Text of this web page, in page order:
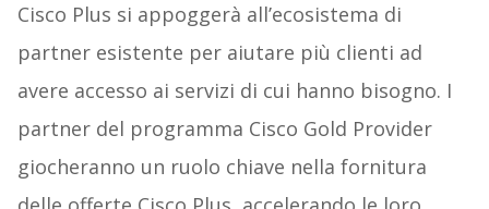
Cisco Plus si appoggerà all’ecosistema di
partner esistente per aiutare più clienti ad
avere accesso ai servizi di cui hanno bisogno. I
partner del programma Cisco Gold Provider
giocheranno un ruolo chiave nella fornitura